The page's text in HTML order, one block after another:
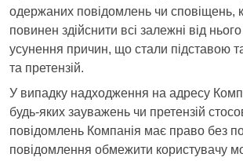
одержаних повідомлень чи сповіщень,
повинен здійснити всі залежні від
усунення причин, що стали підставою
та претензій.
У випадку надходження на адресу
будь-яких зауважень чи претензій
повідомлень Компанія має право без
повідомлення обмежити користувачу